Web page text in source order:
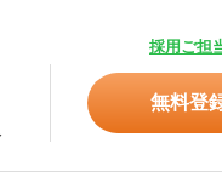
採用ご担
無料登